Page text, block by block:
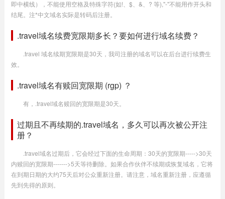
即中横线），不能使用空格及特殊字符(如!、$、&、? 等),"-"不能用作开头和
结尾。注*中文域名实际是转码后注册。
.travel域名续费宽限期多长？要如何进行域名续费？
.travel 域名续期宽限期是30天，我司注册的域名可以在后台进行续费生
效。
.travel域名有赎回宽限期 (rgp) ？
有，.travel域名赎回的宽限期是30天。
过期且不再续期的.travel域名，多久可以再次被公开注
册？
.travel域名过期后，它会经过下面的生命周期：30天的宽限期----->30天
内赎回的宽限期------->5天等待删除。如果合作伙伴不续期或恢复域名，它将
在到期日期的大约75天后对公众重新注册。请注意，域名重新注册，应遵循
先到先得的原则。